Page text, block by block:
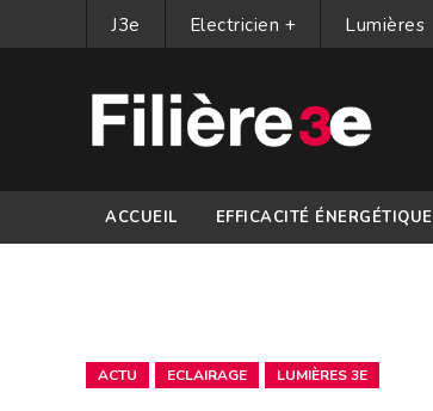
J3e Electricien + Lumières
ACCUEIL EFFICACITÉ ÉNERGÉTIQUE
ACTU ECLAIRAGE LUMIÈRES 3E